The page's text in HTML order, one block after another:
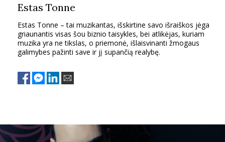
HOROSKOPAI
ASTROLOGIJA
POLITIKA
LAISVALAIKIS
Estas Tonne
Estas Tonne – tai muzikantas, išskirtine savo išraiškos jėga
griaunantis visas šou biznio taisykles, bei atlikėjas, kuriam
muzika yra ne tikslas, o priemonė, išlaisvinanti žmogaus
galimybes pažinti save ir jį supančią realybę.